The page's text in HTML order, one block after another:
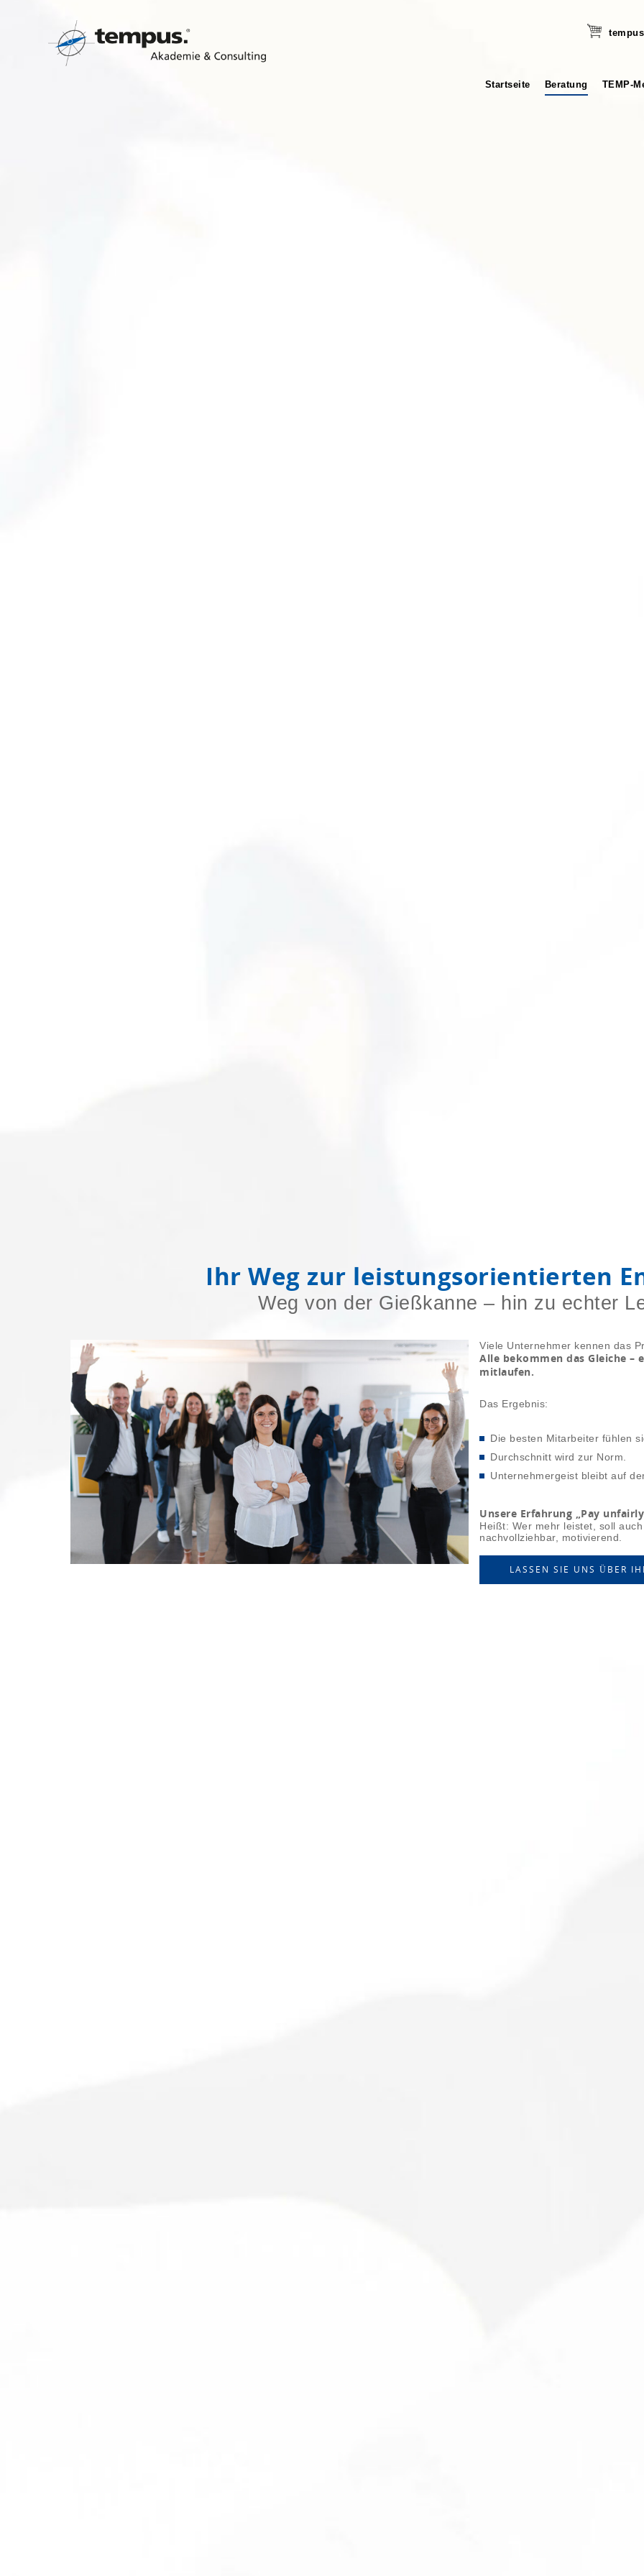
Startseite Beratung TEMP-
Ihr Weg zur leistungsorientierten
Weg von der Gießkanne – hin zu echter
Viele Unternehmer kennen das
Alle bekommen das Gleiche –
mitlaufen.
Das Ergebnis:
Die besten Mitarbeiter fühlen
Durchschnitt wird zur Norm.
Unternehmergeist bleibt auf
Unsere Erfahrung „Pay
Heißt: Wer mehr leistet, soll
nachvollziehbar, motivierend.
LASSEN SIE UNS ÜBER